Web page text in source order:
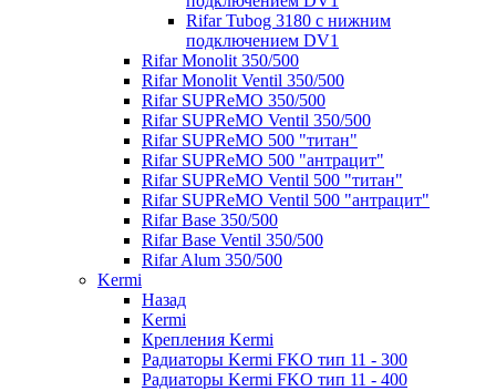
Rifar Tubog 3180 с нижним
подключением DV1
Rifar Monolit 350/500
Rifar Monolit Ventil 350/500
Rifar SUPReMO 350/500
Rifar SUPReMO Ventil 350/500
Rifar SUPReMO 500 "титан"
Rifar SUPReMO 500 "антрацит"
Rifar SUPReMO Ventil 500 "титан"
Rifar SUPReMO Ventil 500 "антрацит"
Rifar Base 350/500
Rifar Base Ventil 350/500
Rifar Alum 350/500
Kermi
Назад
Kermi
Крепления Kermi
Радиаторы Kermi FKO тип 11 - 300
Радиаторы Kermi FKO тип 11 - 400